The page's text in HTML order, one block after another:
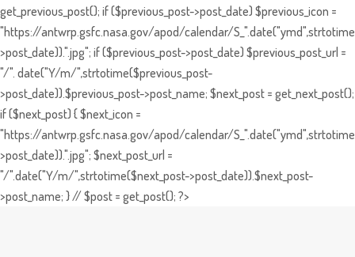
get_previous_post(); if ($previous_post->post_date) $previous_icon =
"https://antwrp.gsfc.nasa.gov/apod/calendar/
>post_date)).".jpg"; if ($previous_post->post_date) $previous_post_url =
"/". date("Y/m/",strtotime($previous_post-
>post_date)).$previous_post->post_name; $next_post = get_next_post();
if ($next_post) { $next_icon =
"https://antwrp.gsfc.nasa.gov/apod/calendar/
>post_date)).".jpg"; $next_post_url =
"/".date("Y/m/",strtotime($next_post->post_date)).$next_post-
>post_name; } // $post = get_post(); ?>